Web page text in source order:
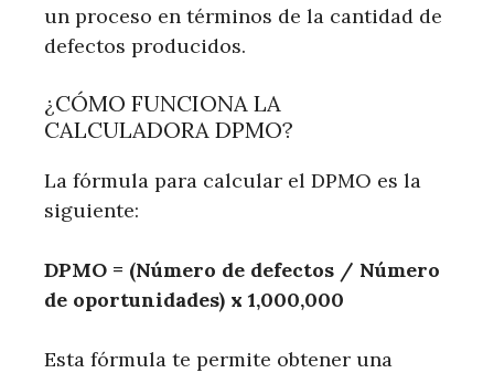
un proceso en términos de la cantidad de
defectos producidos.
¿CÓMO FUNCIONA LA
CALCULADORA DPMO?
La fórmula para calcular el DPMO es la
siguiente:
DPMO = (Número de defectos / Número
de oportunidades) x 1,000,000
Esta fórmula te permite obtener una